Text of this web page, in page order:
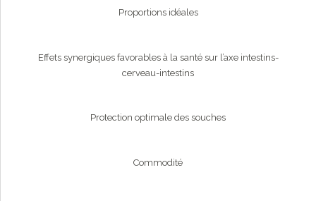
Proportions idéales
Effets synergiques favorables à la santé sur l’axe intestins-
cerveau-intestins
Protection optimale des souches
Commodité